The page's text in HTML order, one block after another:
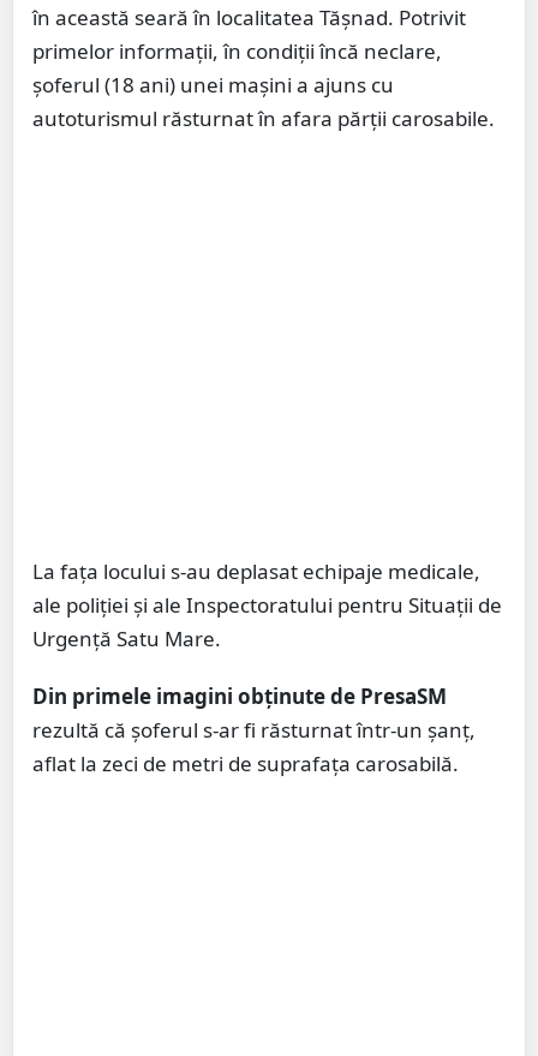
în această seară în localitatea Tășnad. Potrivit
primelor informații, în condiții încă neclare,
șoferul (18 ani) unei mașini a ajuns cu
autoturismul răsturnat în afara părții carosabile.
La fața locului s-au deplasat echipaje medicale,
ale poliției și ale Inspectoratului pentru Situații de
Urgență Satu Mare.
Din primele imagini obținute de PresaSM
rezultă că șoferul s-ar fi răsturnat într-un șanț,
aflat la zeci de metri de suprafața carosabilă.